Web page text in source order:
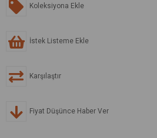
Koleksiyona Ekle
İstek Listeme Ekle
Karşılaştır
Fiyat Düşünce Haber Ver